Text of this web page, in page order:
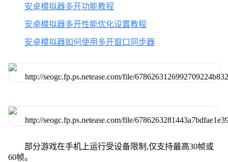
安卓模拟器多开功能教程
安卓模拟器多开性能优化设置教程
安卓模拟器如何使用多开窗口同步器
部分游戏在手机上运行受设备限制,仅支持最高30帧或
60帧。